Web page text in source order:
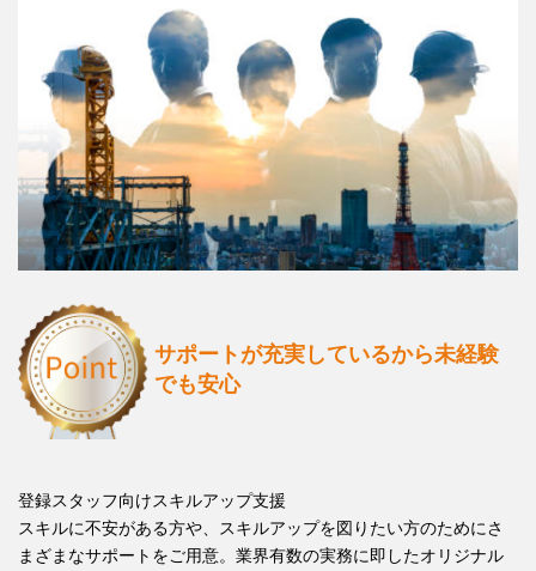
サポートが充実しているから未経験
でも安心
登録スタッフ向けスキルアップ支援
スキルに不安がある方や、スキルアップを図りたい方のためにさ
まざまなサポートをご用意。業界有数の実務に即したオリジナル